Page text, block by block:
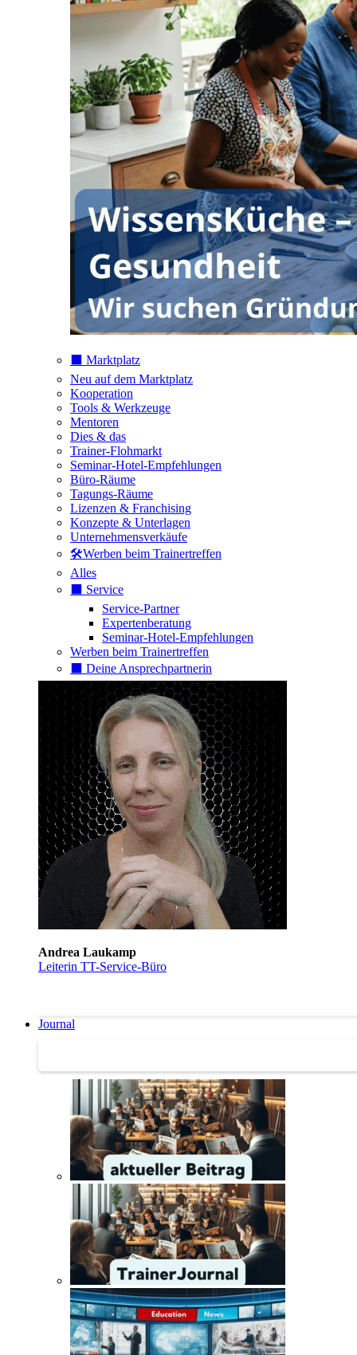
⬛️ Marktplatz
Neu auf dem Marktplatz
Kooperation
Tools & Werkzeuge
Mentoren
Dies & das
Trainer-Flohmarkt
Seminar-Hotel-Empfehlungen
Büro-Räume
Tagungs-Räume
Lizenzen & Franchising
Konzepte & Unterlagen
Unternehmensverkäufe
🛠️Werben beim Trainertreffen
Alles
⬛️ Service
Service-Partner
Expertenberatung
Seminar-Hotel-Empfehlungen
Werben beim Trainertreffen
⬛️ Deine Ansprechpartnerin
Andrea Laukamp
Leiterin TT-Service-Büro
Journal